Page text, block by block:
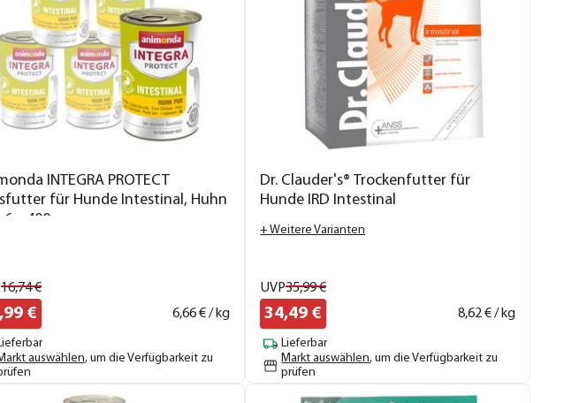
INTEGRA PROTECT
für Hunde Intestinal, Huhn
6 x 400 g
16,74€
99€ 6,66€ / kg
auswählen, um die Verfügbarkeit zu
Dr. Clauder's® Trockenfutter für
Hunde IRD Intestinal
+ Weitere Varianten
UVP35,99€
34,49 € 8,62€ / kg
Lieferbar
Markt auswählen, um die Verfügbarkeit zu
prüfen